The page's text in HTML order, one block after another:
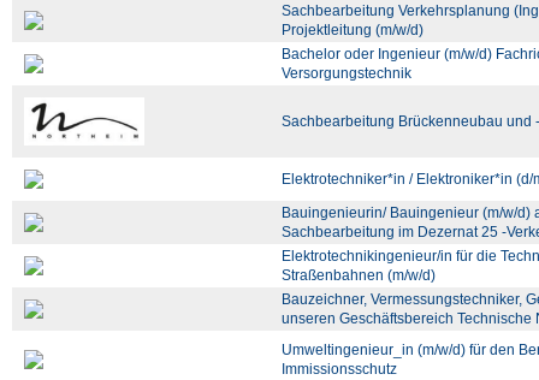
Sachbearbeitung Verkehrsplanung
Projektleitung (m/w/d)
Bachelor oder Ingenieur (m/w/d)
Versorgungstechnik
Sachbearbeitung Brückenneubau und
Elektrotechniker*in / Elektroniker*in (d/
Bauingenieurin/ Bauingenieur (m/w/d)
Sachbearbeitung im Dezernat 25 -
Elektrotechnikingenieur/in für die
Straßenbahnen (m/w/d)
Bauzeichner, Vermessungstechniker,
unseren Geschäftsbereich Technische
Umweltingenieur_in (m/w/d) für den
Immissionsschutz